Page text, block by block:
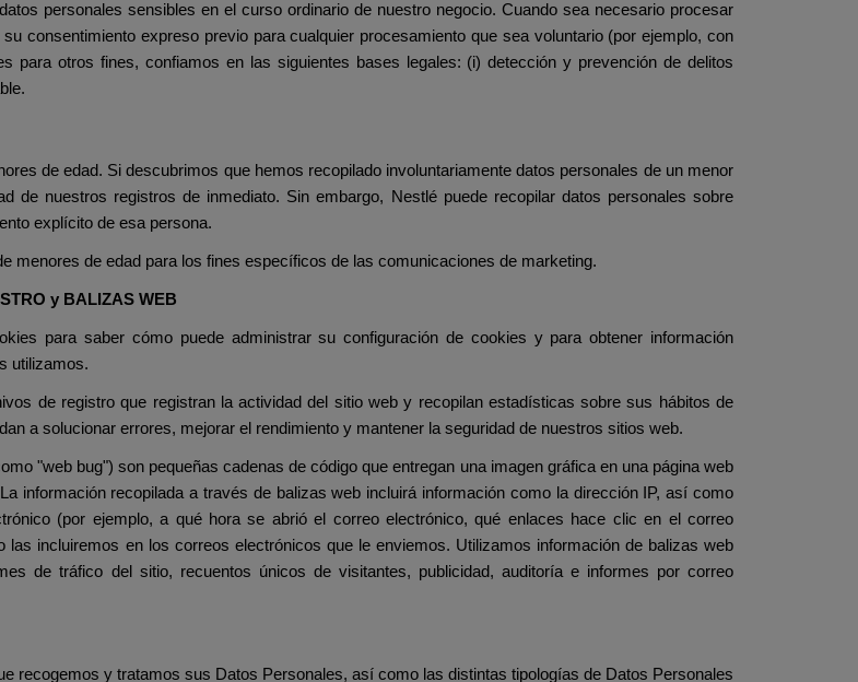
personales sensibles en el curso ordinario de nuestro negocio. Cuando sea necesario procesar
consentimiento expreso previo para cualquier procesamiento que sea voluntario (por ejemplo, con
para otros fines, confiamos en las siguientes bases legales: (i) detección y prevención de delitos
de edad. Si descubrimos que hemos recopilado involuntariamente datos personales de un menor
de nuestros registros de inmediato. Sin embargo, Nestlé puede recopilar datos personales sobre
explícito de esa persona.
menores de edad para los fines específicos de las comunicaciones de marketing.
y BALIZAS WEB
para saber cómo puede administrar su configuración de cookies y para obtener información
utilizamos.
de registro que registran la actividad del sitio web y recopilan estadísticas sobre sus hábitos de
a solucionar errores, mejorar el rendimiento y mantener la seguridad de nuestros sitios web.
"web bug") son pequeñas cadenas de código que entregan una imagen gráfica en una página web
información recopilada a través de balizas web incluirá información como la dirección IP, así como
(por ejemplo, a qué hora se abrió el correo electrónico, qué enlaces hace clic en el correo
incluiremos en los correos electrónicos que le enviemos. Utilizamos información de balizas web
de tráfico del sitio, recuentos únicos de visitantes, publicidad, auditoría e informes por correo
recogemos y tratamos sus Datos Personales, así como las distintas tipologías de Datos Personales